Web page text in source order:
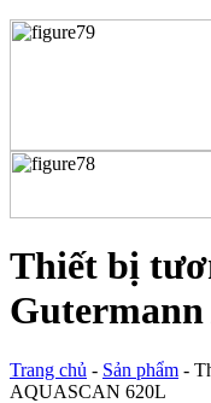
Thiết bị
Trang chủ - Sản phẩm -
AQUASCAN 620L